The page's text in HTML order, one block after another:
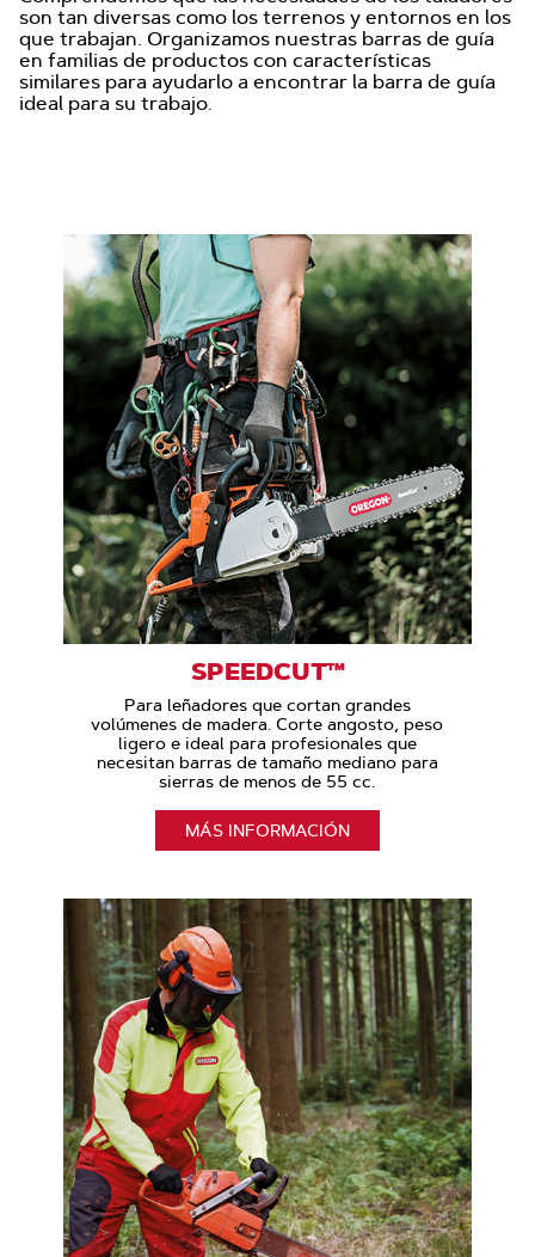
son tan diversas como los terrenos y entornos en los
que trabajan. Organizamos nuestras barras de guía
en familias de productos con características
similares para ayudarlo a encontrar la barra de guía
ideal para su trabajo.
SPEEDCUT™
Para leñadores que cortan grandes
volúmenes de madera. Corte angosto, peso
ligero e ideal para profesionales que
necesitan barras de tamaño mediano para
sierras de menos de 55 cc.
MÁS INFORMACIÓN